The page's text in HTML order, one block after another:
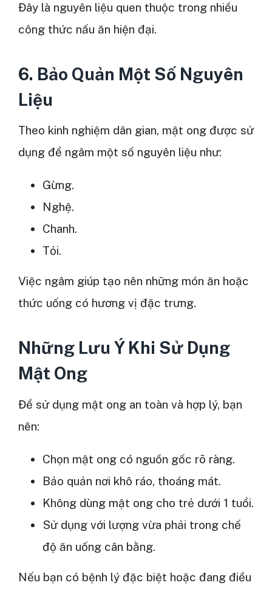
Đây là nguyên liệu quen thuộc trong nhiều
công thức nấu ăn hiện đại.
6. Bảo Quản Một Số Nguyên
Liệu
Theo kinh nghiệm dân gian, mật ong được sử
dụng để ngâm một số nguyên liệu như:
Gừng.
Nghệ.
Chanh.
Tỏi.
Việc ngâm giúp tạo nên những món ăn hoặc
thức uống có hương vị đặc trưng.
Những Lưu Ý Khi Sử Dụng
Mật Ong
Để sử dụng mật ong an toàn và hợp lý, bạn
nên:
Chọn mật ong có nguồn gốc rõ ràng.
Bảo quản nơi khô ráo, thoáng mát.
Không dùng mật ong cho trẻ dưới 1 tuổi.
Sử dụng với lượng vừa phải trong chế
độ ăn uống cân bằng.
Nếu bạn có bệnh lý đặc biệt hoặc đang điều